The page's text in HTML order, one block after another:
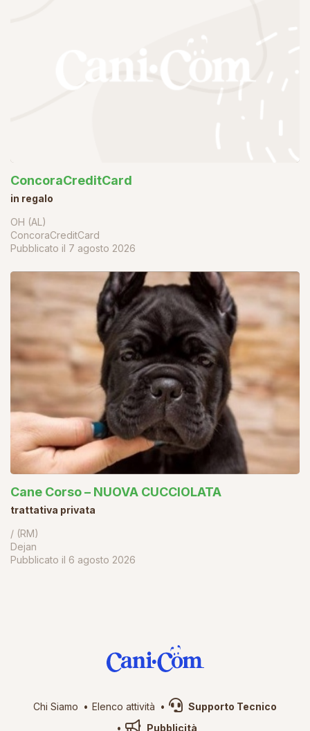
ConcoraCreditCard
in regalo
OH (AL)
ConcoraCreditCard
Pubblicato il 7 agosto 2026
Cane Corso – NUOVA CUCCIOLATA
trattativa privata
/ (RM)
Dejan
Pubblicato il 6 agosto 2026
Chi Siamo Elenco attività
Supporto Tecnico
Pubblicità